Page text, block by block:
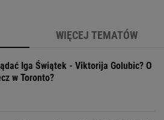
WIĘCEJ TEMATÓW
Iga Świątek - Viktorija Golubic? O
w Toronto?